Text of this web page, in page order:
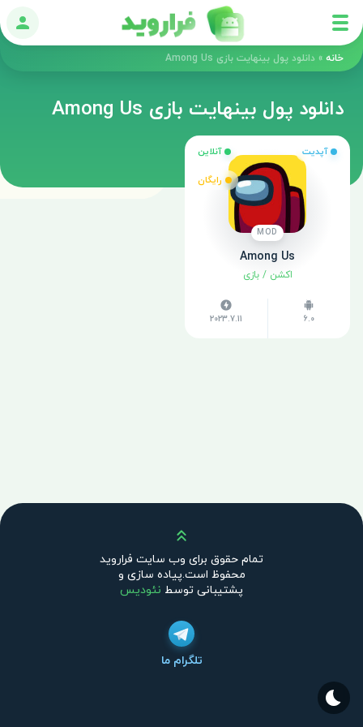
ورود
خانه » دانلود پول بینهایت بازی Among Us
دانلود پول بینهایت بازی Among Us
آپدیت آنلاین
رایگان
MOD
Among Us
اکشن /بازی
6.0
2023.7.11
بالا
تمام حقوق برای وب سایت فراروید
محفوظ است.پیاده سازی و
پشتیبانی توسط نئودیس
تلگرام ما